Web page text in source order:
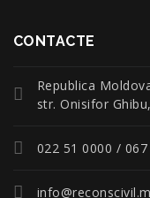
CONTACTE
Republica
str. Onisifor
022 51 0000 /